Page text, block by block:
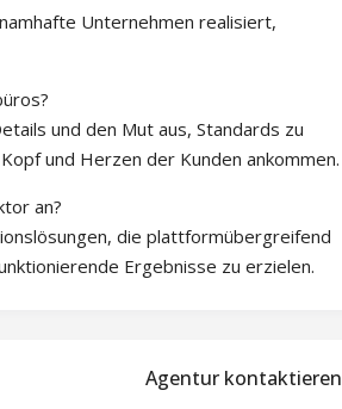
Unternehmen realisiert,
und den Mut aus, Standards zu
und Herzen der Kunden ankommen.
an?
die plattformübergreifend
Ergebnisse zu erzielen.
Agentur kontaktieren